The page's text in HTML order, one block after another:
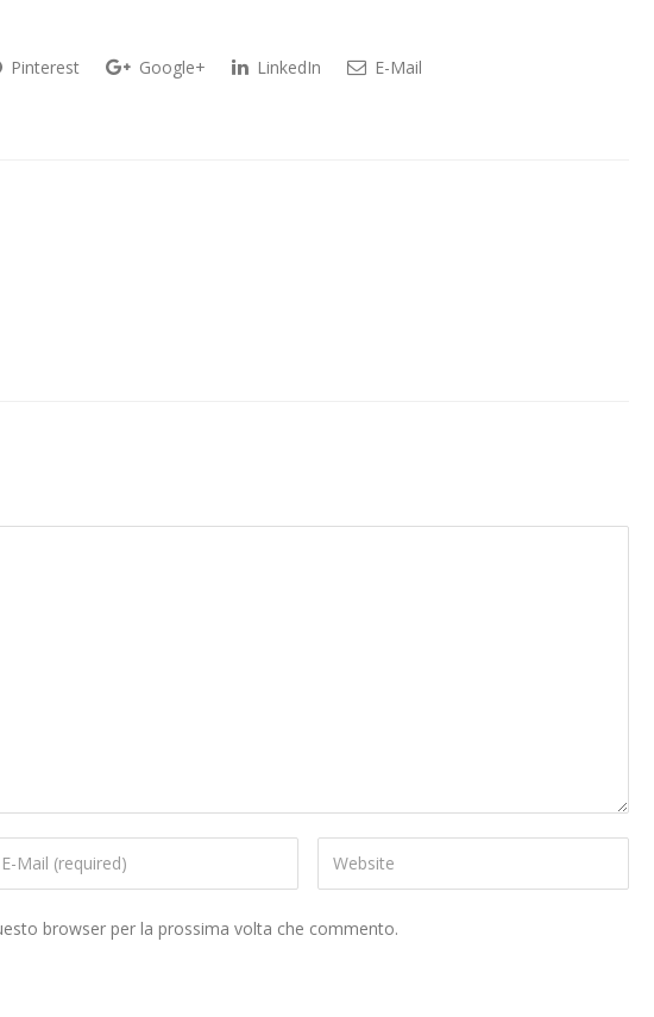
Pinterest Google+ LinkedIn E-Mail
browser per la prossima volta che commento.